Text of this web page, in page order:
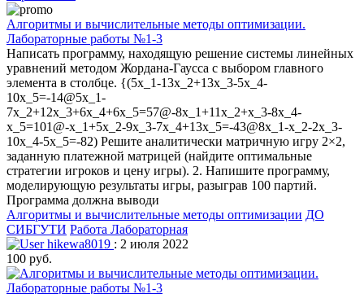
Алгоритмы и вычислительные методы оптимизации.
Лабораторные работы №1-3
Написать программу, находящую решение системы линейных
уравнений методом Жордана-Гаусса с выбором главного
элемента в столбце. {(5x_1-13x_2+13x_3-5x_4-
10x_5=-14@5x_1-
7x_2+12x_3+6x_4+6x_5=57@-8x_1+11x_2+x_3-8x_4-
x_5=101@-x_1+5x_2-9x_3-7x_4+13x_5=-43@8x_1-x_2-2x_3-
10x_4-5x_5=-82) Решите аналитически матричную игру 2×2,
заданную платежной матрицей (найдите оптимальные
стратегии игроков и цену игры). 2. Напишите программу,
моделирующую результаты игры, разыграв 100 партий.
Программа должна выводи
Алгоритмы и вычислительные методы оптимизации ДО
СИБГУТИ Работа Лабораторная
hikewa8019 : 2 июля 2022
100 руб.